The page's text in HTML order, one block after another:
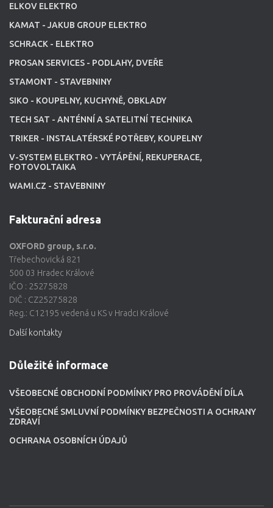
ELKOV ELEKTRO
KAMAT - JAKUB GROUP ELEKTRO
SCHRACK - ELEKTRO
PROSAN SERVICES - PODLAHY, DVEŘE
STAMONT - STAVEBNINY
SIKO - KOUPELNY, KUCHYNĚ, OBKLADY
TECH SAT - ANTÉNNÍ A SATELITNÍ TECHNIKA
TRIKER - INSTALATÉRSKÉ POTŘEBY, KOUPELNY
V-SYSTEM ELEKTRO - VYTÁPĚNÍ, REKUPERACE,
FOTOVOLTAIKA
WAMI.CZ - STAVEBNINY
Fakturační adresa
OXFORD group, s.r.o.
Třebechovická 821
500 03 Hradec Králové
IČO : 25275828
DIČ : CZ25275828
Reg.: C12195 vedená u KS v Hradci Králové
Další kontakty
Důležité informace
VŠEOBECNÉ OBCHODNÍ PODMÍNKY PRO PROVÁDĚNÍ DÍLA
VŠEOBECNÉ SMLUVNÍ PODMÍNKY BEZPEČNOSTI A OCHRANY
ZDRAVÍ
OCHRANA OSOBNÍCH ÚDAJŮ